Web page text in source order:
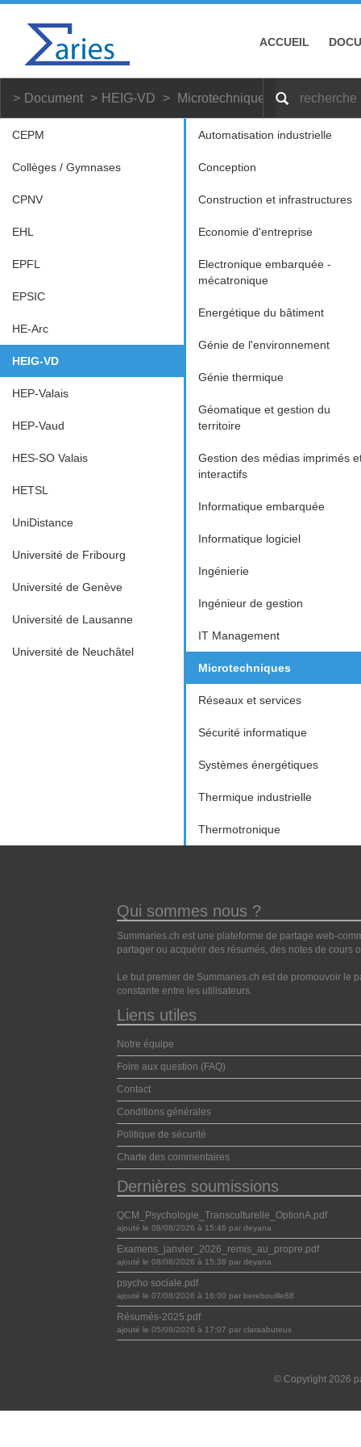
ACCUEIL
Document HEIG-VD Microtechniques
CEPM
Collèges / Gymnases
CPNV
EHL
EPFL
EPSIC
HE-Arc
HEIG-VD
HEP-Valais
HEP-Vaud
HES-SO Valais
HETSL
UniDistance
Université de Fribourg
Université de Genève
Université de Lausanne
Université de Neuchâtel
Automatisation industrielle
Conception
Construction et infrastructures
Economie d'entreprise
Electronique embarquée -
mécatronique
Energétique du bâtiment
Génie de l'environnement
Génie thermique
Géomatique et gestion du
territoire
Gestion des médias imprimés
interactifs
Informatique embarquée
Informatique logiciel
Ingénierie
Ingénieur de gestion
IT Management
Microtechniques
Réseaux et services
Sécurité informatique
Systèmes énergétiques
Thermique industrielle
Thermotronique
Qui sommes nous ?
Summaries.ch est une plateforme de partage web-
partager ou acquérir des résumés, des notes de cours
Le but premier de Summaries.ch est de promouvoir le
constante entre les utilisateurs.
Liens utiles
Notre équipe
Foire aux question (FAQ)
Contact
Conditions générales
Politique de sécurité
Charte des commentaires
Dernières soumissions
QCM_Psychologie_Transculturelle_OptionA.pdf
ajouté le 08/08/2026 à 15:46 par deyana
Examens_janvier_2026_remis_au_propre.pdf
ajouté le 08/08/2026 à 15:38 par deyana
psycho sociale.pdf
ajouté le 07/08/2026 à 16:00 par berebouille88
Résumés-2025.pdf
ajouté le 05/08/2026 à 17:07 par claraabuteux
© Copyright 2026